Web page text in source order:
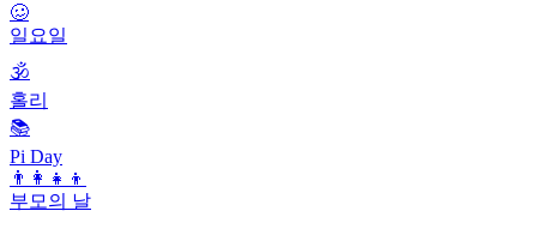
🥴
일요일
🕉
홀리
📚
Pi Day
👨‍👩‍👧‍👦
부모의 날